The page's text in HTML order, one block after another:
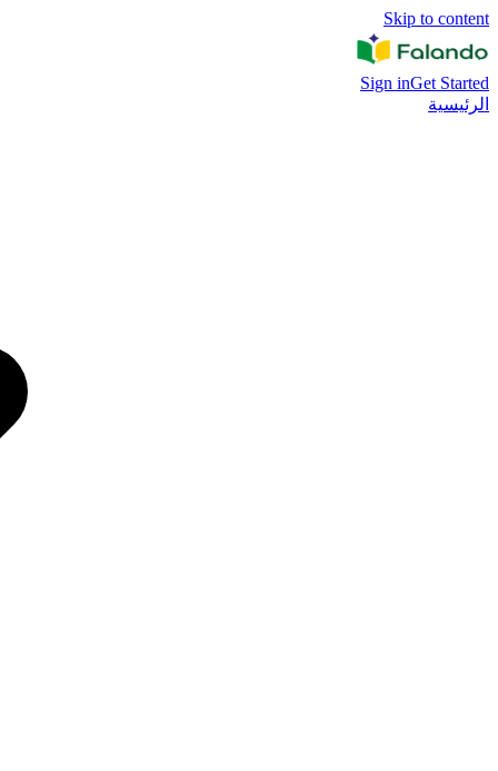
Skip to content
Sign inGet Started
الرئيسية